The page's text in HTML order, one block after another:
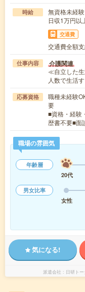
時給
無資格未経
日収1万円以
交通費
交通費全額
仕事内容 介護関連
≪自立した
人数で生活
応募資格
職種未経験
要
■資格・経験
歴書不要■面
職場の雰囲気
年齢層
20代
男女比率
女性
気になる!
派遣会社 日研ト